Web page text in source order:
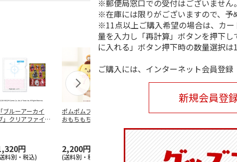
「ブルーアーカイ
」クリアファイル
円
料別・税込)
ポムポムプリン30th
おもちもちもちマス
2,200円
(送料別・税込)
ポムポムプリン30th
ション
4,950円
(送料別・税込)
水森亜土／ステ
600円
(送料別・税込)
※郵便局窓口での受付はございません。
※在庫には限りがございますので、予
※11点以上ご購入希望の場合は、カ
量を入力し「再計算」ボタンを押下
に入れる」ボタン押下時の数量選択は
ご購入には、インターネット会員登録
新規会員登